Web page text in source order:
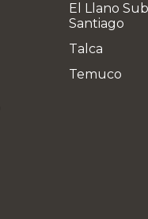
El Llano
Santiago
Talca
Temuco